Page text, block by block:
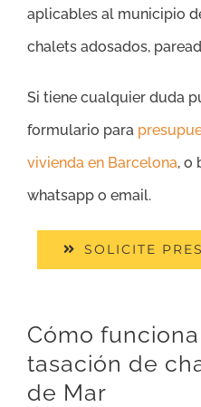
aplicables al municipio
chalets adosados,
Si tiene cualquier duda
formulario para
vivienda en Barcelona, o
whatsapp o email.
SOLICITE
Cómo
tasación de
de Mar